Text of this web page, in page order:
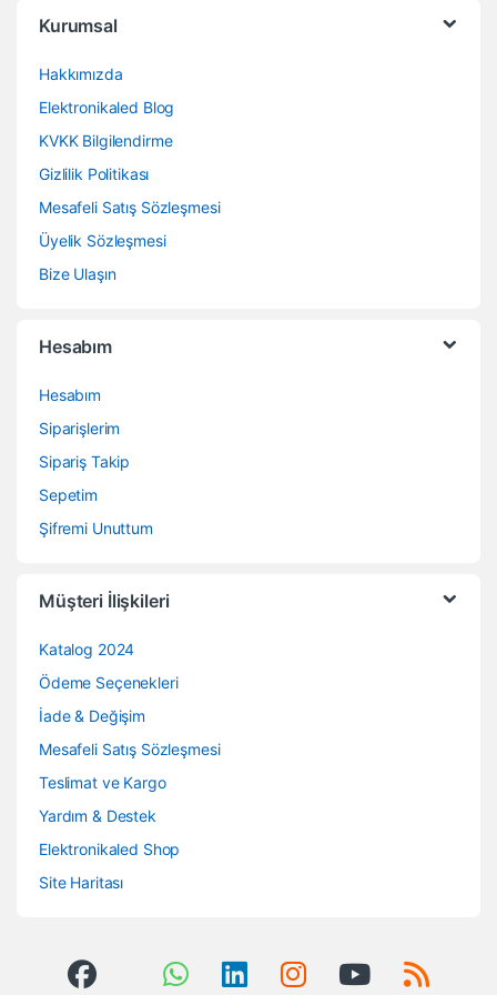
Kurumsal
Hakkımızda
Elektronikaled Blog
KVKK Bilgilendirme
Gizlilik Politikası
Mesafeli Satış Sözleşmesi
Üyelik Sözleşmesi
Bize Ulaşın
Hesabım
Hesabım
Siparişlerim
Sipariş Takip
Sepetim
Şifremi Unuttum
Müşteri İlişkileri
Katalog 2024
Ödeme Seçenekleri
İade & Değişim
Mesafeli Satış Sözleşmesi
Teslimat ve Kargo
Yardım & Destek
Elektronikaled Shop
Site Haritası